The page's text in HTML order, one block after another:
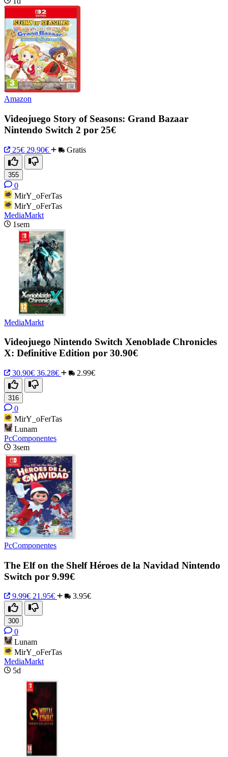
Amazon
Videojuego Story of Seasons: Grand Bazaar
Nintendo Switch 2 por 25€
25€ 29.90€ Gratis
355
0
MirY_oFerTas
MirY_oFerTas
MediaMarkt
1sem
MediaMarkt
Videojuego Nintendo Switch Xenoblade Chronicles
X: Definitive Edition por 30.90€
30.90€ 36.28€ 2.99€
316
0
MirY_oFerTas
Lunam
PcComponentes
3sem
PcComponentes
The Elf on the Shelf Héroes de la Navidad Nintendo
Switch por 9.99€
9.99€ 21.95€ 3.95€
300
0
Lunam
MirY_oFerTas
MediaMarkt
5d